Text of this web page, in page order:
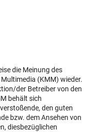
die Meinung des
(KMM) wieder.
der Betreiber von den
behält sich
den guten
bzw. dem Ansehen von
diesbezüglichen